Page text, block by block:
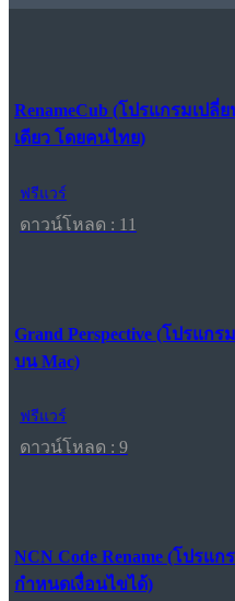
RenameCub (โปรแกรมเป
เดียว โดยคนไทย)
ฟรีแวร์
ดาวน์โหลด : 11
Grand Perspective (โปรแก
บน Mac)
ฟรีแวร์
ดาวน์โหลด : 9
NCN Code Rename (โปรแ
กำหนดเงื่อนไขได้)